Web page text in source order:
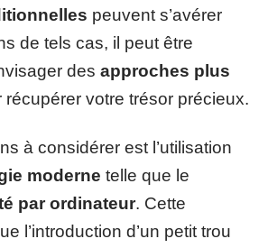
peuvent s’avérer
de tels cas, il peut être
des approches plus
récupérer votre trésor précieux.
à considérer est l’utilisation
moderne telle que le
par ordinateur. Cette
l’introduction d’un petit trou